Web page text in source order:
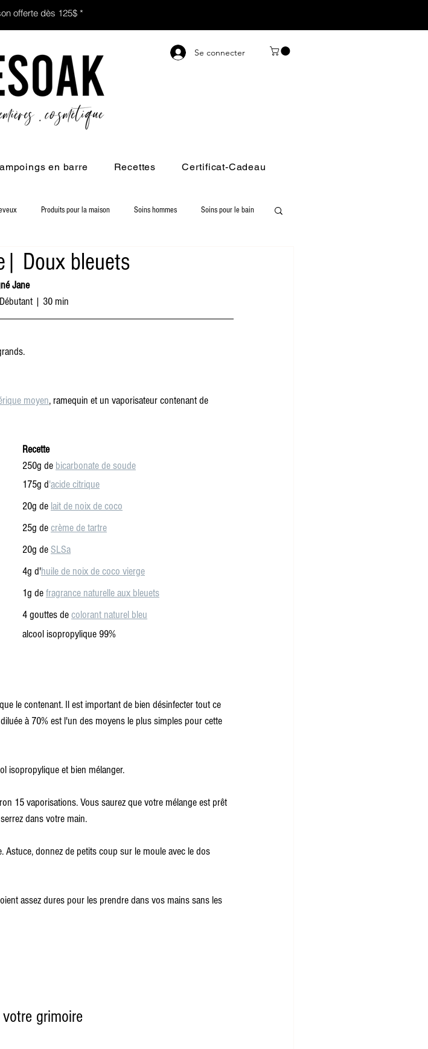
offerte dès 125$ *
Se connecter
en barre Recettes Certificat-Cadeau
Produits pour la maison Soins hommes Soins pour le bain
Doux bleuets
Jane
| 30 min
e moyen, ramequin et un vaporisateur contenant de
Recette
250g de bicarbonate de soude
175g d'acide citrique
20g de lait de noix de coco
25g de crème de tartre
20g de SLSa
4g d'huile de noix de coco vierge
1g de fragrance naturelle aux bleuets
4 gouttes de colorant naturel bleu
alcool isopropylique 99%
le contenant. Il est important de bien désinfecter tout ce
à 70% est l'un des moyens le plus simples pour cette
isopropylique et bien mélanger.
15 vaporisations. Vous saurez que votre mélange est prêt
dans votre main.
donnez de petits coup sur le moule avec le dos
assez dures pour les prendre dans vos mains sans les
grimoire